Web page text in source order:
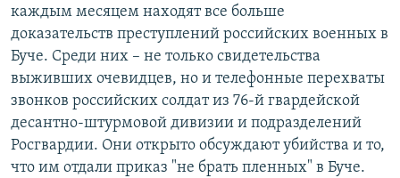
каждым месяцем находят все больше
доказательств преступлений российских военных в
Буче. Среди них – не только свидетельства
выживших очевидцев, но и телефонные перехваты
звонков российских солдат из 76-й гвардейской
десантно-штурмовой дивизии и подразделений
Росгвардии. Они открыто обсуждают убийства и то,
что им отдали приказ "не брать пленных" в Буче.